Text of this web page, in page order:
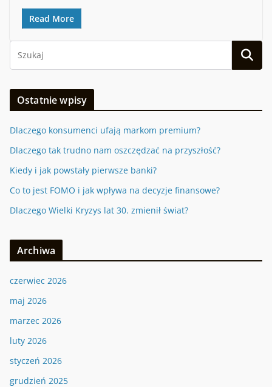
Read More
Ostatnie wpisy
Dlaczego konsumenci ufają markom premium?
Dlaczego tak trudno nam oszczędzać na przyszłość?
Kiedy i jak powstały pierwsze banki?
Co to jest FOMO i jak wpływa na decyzje finansowe?
Dlaczego Wielki Kryzys lat 30. zmienił świat?
Archiwa
czerwiec 2026
maj 2026
marzec 2026
luty 2026
styczeń 2026
grudzień 2025